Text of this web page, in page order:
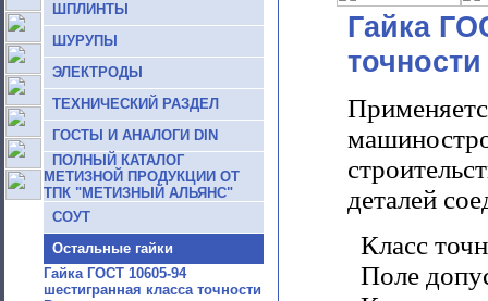
ШПЛИНТЫ
ШУРУПЫ
ЭЛЕКТРОДЫ
ТЕХНИЧЕСКИЙ РАЗДЕЛ
ГОСТЫ И АНАЛОГИ DIN
ПОЛНЫЙ КАТАЛОГ
МЕТИЗНОЙ ПРОДУКЦИИ ОТ
ТПК "МЕТИЗНЫЙ АЛЬЯНС"
СОУТ
Остальные гайки
Гайка ГОСТ 10605-94
шестигранная класса точности
Гайка
деталей
Класс
Поле